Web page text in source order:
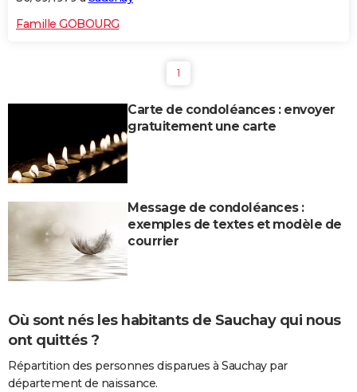
Famille GOBOURG
1
Carte de condoléances : envoyer
gratuitement une carte
Message de condoléances :
exemples de textes et modèle de
courrier
Où sont nés les habitants de Sauchay qui nous
ont quittés ?
Répartition des personnes disparues à Sauchay par
département de naissance.